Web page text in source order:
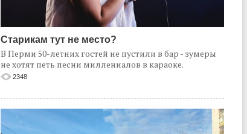
Старикам тут не место?
В Перми 50-летних гостей не пустили в бар - зумеры
не хотят петь песни миллениалов в караоке.
2348